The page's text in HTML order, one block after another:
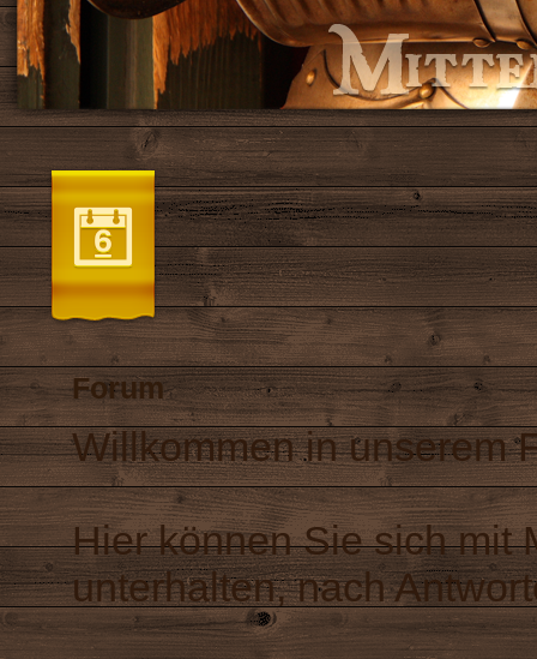
Forum
Willkommen in unserem
Hier können Sie sich mit
unterhalten, nach